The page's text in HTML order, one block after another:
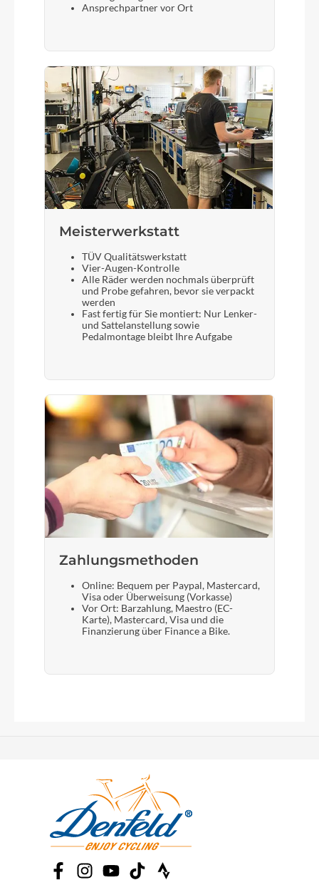
Ansprechpartner vor Ort
Meisterwerkstatt
TÜV Qualitätswerkstatt
Vier-Augen-Kontrolle
Alle Räder werden nochmals überprüft
und Probe gefahren, bevor sie verpackt
werden
Fast fertig für Sie montiert: Nur Lenker-
und Sattelanstellung sowie
Pedalmontage bleibt Ihre Aufgabe
Zahlungsmethoden
Online: Bequem per Paypal, Mastercard,
Visa oder Überweisung (Vorkasse)
Vor Ort: Barzahlung, Maestro (EC-
Karte), Mastercard, Visa und die
Finanzierung über Finance a Bike.